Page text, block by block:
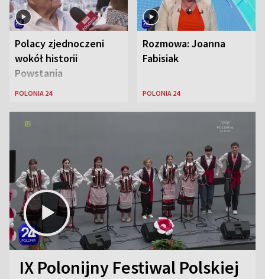
Polacy zjednoczeni
wokół historii
Powstania
Warszawskiego
POLONIA 24
Rozmowa: Joanna
Fabisiak
POLONIA 24
IX Polonijny Festiwal Polskiej